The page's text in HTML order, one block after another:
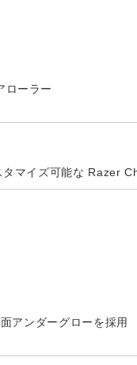
ローラー
タマイズ可能な Razer
アンダーグローを採用